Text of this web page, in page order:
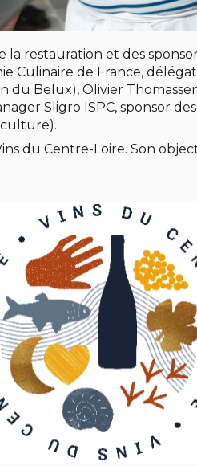
la restauration et des
Culinaire de France,
du Belux), Olivier
Sligro ISPC, sponsor
du Centre-Loire. Son